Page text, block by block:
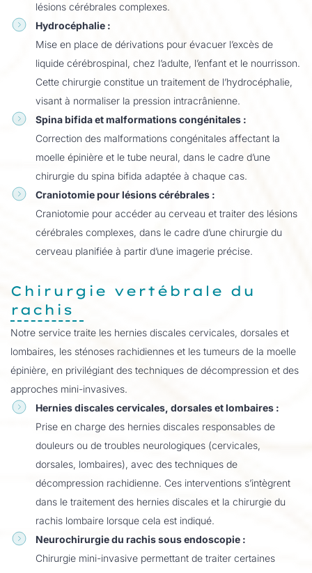
lésions cérébrales complexes.
Hydrocéphalie :
Mise en place de dérivations pour évacuer l’excès de
liquide cérébrospinal, chez l’adulte, l’enfant et le nourrisson.
Cette chirurgie constitue un traitement de l’hydrocéphalie,
visant à normaliser la pression intracrânienne.
Spina bifida et malformations congénitales :
Correction des malformations congénitales affectant la
moelle épinière et le tube neural, dans le cadre d’une
chirurgie du spina bifida adaptée à chaque cas.
Craniotomie pour lésions cérébrales :
Craniotomie pour accéder au cerveau et traiter des lésions
cérébrales complexes, dans le cadre d’une chirurgie du
cerveau planifiée à partir d’une imagerie précise.
Chirurgie vertébrale du
rachis
Notre service traite les hernies discales cervicales, dorsales et
lombaires, les sténoses rachidiennes et les tumeurs de la moelle
épinière, en privilégiant des techniques de décompression et des
approches mini-invasives.
Hernies discales cervicales, dorsales et lombaires :
Prise en charge des hernies discales responsables de
douleurs ou de troubles neurologiques (cervicales,
dorsales, lombaires), avec des techniques de
décompression rachidienne. Ces interventions s’intègrent
dans le traitement des hernies discales et la chirurgie du
rachis lombaire lorsque cela est indiqué.
Neurochirurgie du rachis sous endoscopie :
Chirurgie mini-invasive permettant de traiter certaines